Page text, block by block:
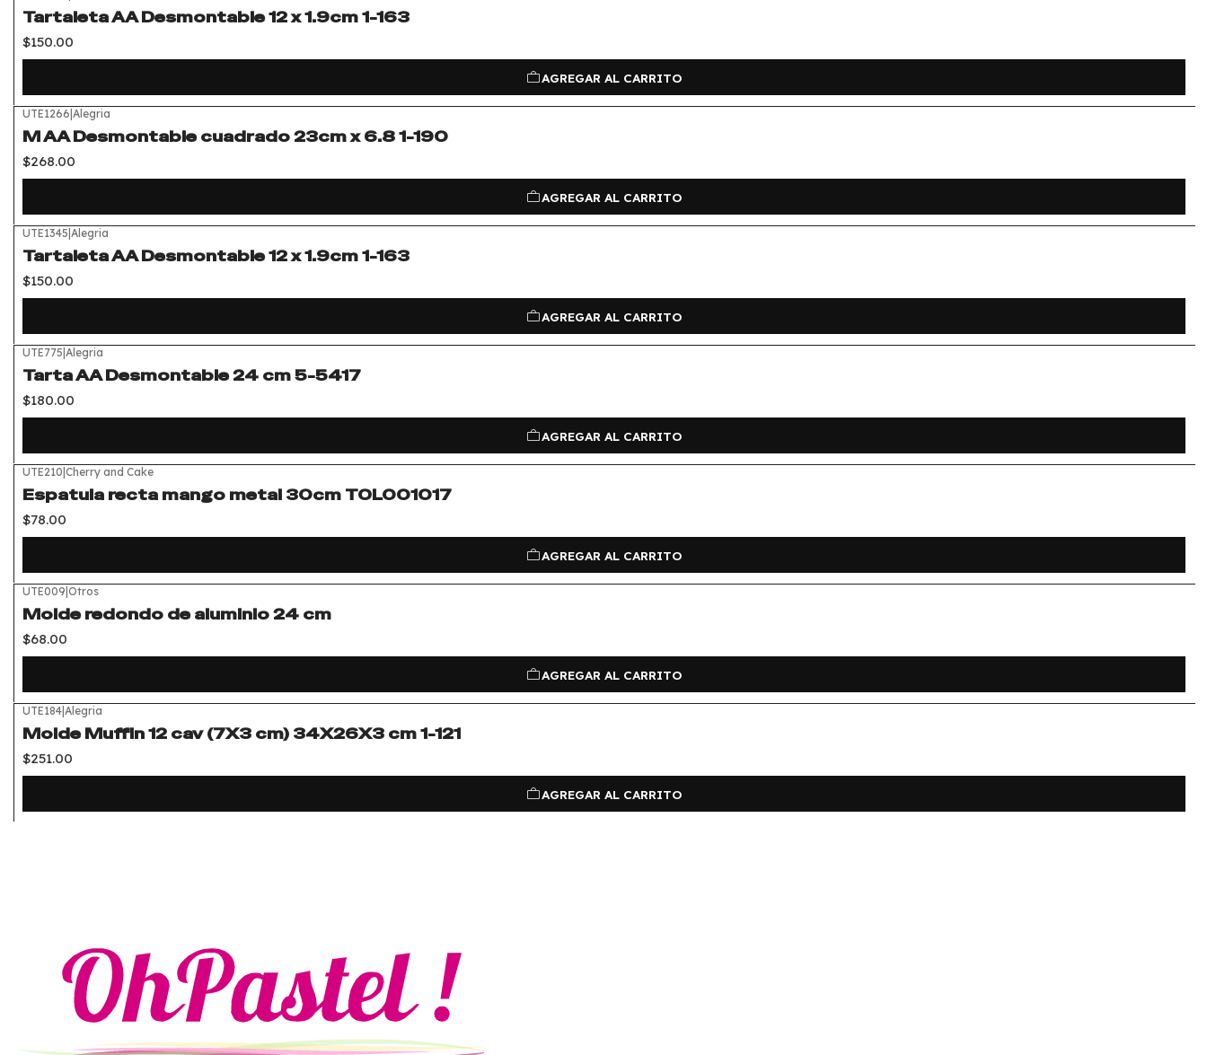
Tartaleta AA Desmontable 12 x 1.9cm 1-163
$150.00
AGREGAR AL CARRITO
UTE1266|Alegria
M AA Desmontable cuadrado 23cm x 6.8 1-190
$268.00
AGREGAR AL CARRITO
UTE1345|Alegria
Tartaleta AA Desmontable 12 x 1.9cm 1-163
$150.00
AGREGAR AL CARRITO
UTE775|Alegria
Tarta AA Desmontable 24 cm 5-5417
$180.00
AGREGAR AL CARRITO
UTE210|Cherry and Cake
Espatula recta mango metal 30cm TOL001017
$78.00
AGREGAR AL CARRITO
UTE009|Otros
Molde redondo de aluminio 24 cm
$68.00
AGREGAR AL CARRITO
UTE184|Alegria
Molde Muffin 12 cav (7X3 cm) 34X26X3 cm 1-121
$251.00
AGREGAR AL CARRITO